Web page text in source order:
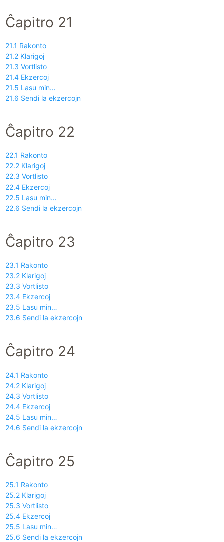
Ĉapitro 21
21.1 Rakonto
21.2 Klarigoj
21.3 Vortlisto
21.4 Ekzercoj
21.5 Lasu min…
21.6 Sendi la ekzercojn
Ĉapitro 22
22.1 Rakonto
22.2 Klarigoj
22.3 Vortlisto
22.4 Ekzercoj
22.5 Lasu min…
22.6 Sendi la ekzercojn
Ĉapitro 23
23.1 Rakonto
23.2 Klarigoj
23.3 Vortlisto
23.4 Ekzercoj
23.5 Lasu min…
23.6 Sendi la ekzercojn
Ĉapitro 24
24.1 Rakonto
24.2 Klarigoj
24.3 Vortlisto
24.4 Ekzercoj
24.5 Lasu min…
24.6 Sendi la ekzercojn
Ĉapitro 25
25.1 Rakonto
25.2 Klarigoj
25.3 Vortlisto
25.4 Ekzercoj
25.5 Lasu min…
25.6 Sendi la ekzercojn